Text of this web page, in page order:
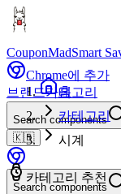
CouponMadSmart
Chrome에 추가
브랜드카테고리
Search components
🇰🇷
Search components
홈
카테고리
시계
카테고리 추천